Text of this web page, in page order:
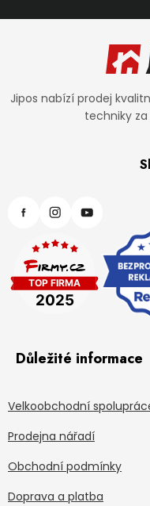
Jipos nabízí prodej
techniky
Důležité informace
Velkoobchodní
Prodejna nářadí
Obchodní podmínky
Doprava a platba